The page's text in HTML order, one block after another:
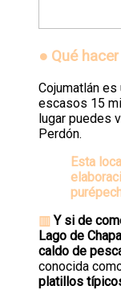
● Qué hacer
Cojumatlán
escasos 15
lugar puedes
Perdón.
Esta
▥Y si de
Lago de
caldo de
conocida
platillos